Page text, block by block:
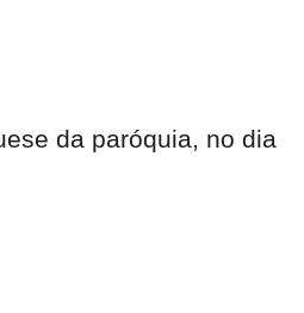
da paróquia, no dia